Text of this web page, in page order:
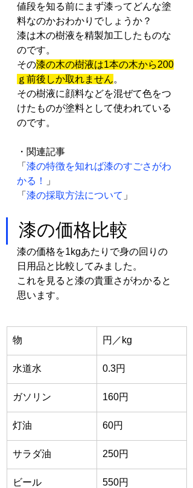
値段を知る前にまず漆ってどんな塗
料なのかおわかりでしょうか？
漆は木の樹液を精製加工したものな
のです。
その漆の木の樹液は1本の木から200
ｇ前後しか取れません。
その樹液に顔料などを混ぜて色をつ
けたものが塗料として使われている
のです。
・関連記事
「 漆の特徴を知れば漆のすごさがわ
かる！
」
「 漆の採取方法について 」
漆の価格比較
漆の価格を1kgあたりで身の回りの
日用品と比較してみました。
これを見ると漆の貴重さがわかると
思います。
物 円／kg
水道水 0.3円
ガソリン 160円
灯油 60円
サラダ油 250円
ビール 550円